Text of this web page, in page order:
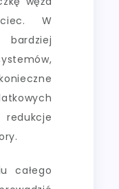
W
całego